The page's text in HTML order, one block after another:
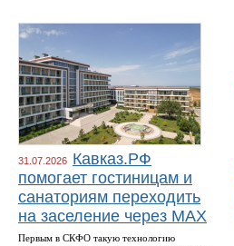
31.07.2026 Кавказ.РФ
помогает гостиницам и
санаториям переходить
на заселение через MAX
Первым в СКФО такую технологию